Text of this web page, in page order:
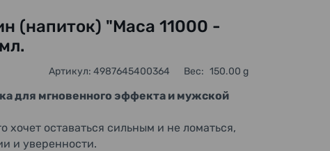
(напиток) "Maca 11000 -
Артикул: 4987645400364 Вес: 150.00 g
для мгновенного эффекта и мужской
хочет оставаться сильным и не ломаться,
и уверенности.